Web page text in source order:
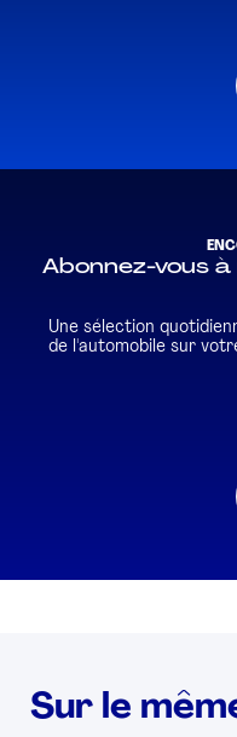
Abonnez-vous
Une sélection
de l'automobile sur
Sur le